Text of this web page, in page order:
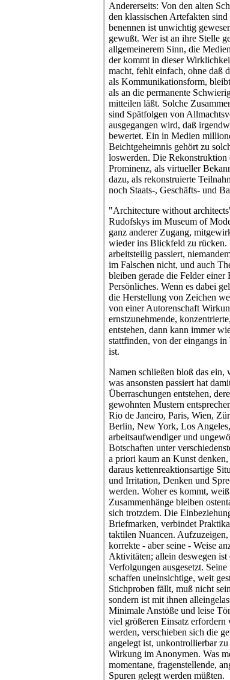
Andererseits: Von den alten
den klassischen Artefakten
benennen ist unwichtig
gewußt. Wer ist an ihre Stelle
allgemeinerem Sinn, die
der kommt in dieser
macht, fehlt einfach, ohne daß
als Kommunikationsform,
als an die permanente
mitteilen läßt. Solche
sind Spätfolgen von
ausgegangen wird, daß
bewertet. Ein in Medien
Beichtgeheimnis gehört zu
loswerden. Die
Prominenz, als virtueller
dazu, als rekonstruierte
noch Staats-, Geschäfts- und
"Architecture without
Rudofskys im Museum of
ganz anderer Zugang,
wieder ins Blickfeld zu rücken.
arbeitsteilig passiert,
im Falschen nicht, und auch
bleiben gerade die Felder
Persönliches. Wenn es dabei
die Herstellung von Zeichen
von einer Autorenschaft
ernstzunehmende,
entstehen, dann kann immer
stattfinden, von der eingangs
ist.
Namen schließen bloß das
was ansonsten passiert hat
Überraschungen entstehen,
gewohnten Mustern
Rio de Janeiro, Paris, Wien,
Berlin, New York, Los
arbeitsaufwendiger und
Botschaften unter
a priori kaum an Kunst
daraus kettenreaktionsartige
und Irritation, Denken und
werden. Woher es kommt,
Zusammenhänge bleiben
sich trotzdem. Die
Briefmarken, verbindet
taktilen Nuancen.
korrekte - aber seine - Weise
Aktivitäten; allein deswegen
Verfolgungen ausgesetzt.
schaffen uneinsichtige, weit
Stichproben fällt, muß nicht
sondern ist mit ihnen
Minimale Anstöße und leise
viel größeren Einsatz
werden, verschieben sich die
angelegt ist, unkontrollierbar
Wirkung im Anonymen. Was
momentane, fragenstellende,
Spuren gelegt werden müßten.